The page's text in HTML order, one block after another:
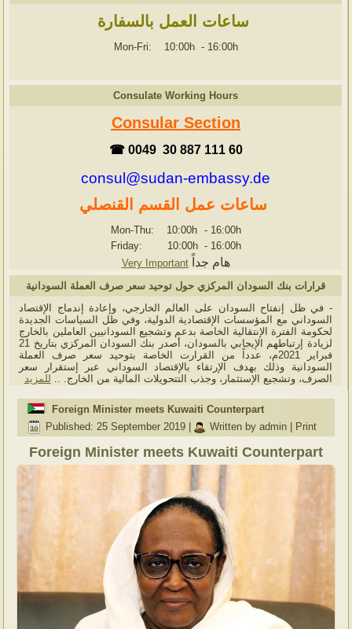
ساعات العمل بالسفارة
Mon-Fri: 10:00h - 16:00h
Consulate Working Hours
Consular Section
☎ 0049 30 887 111 60
consul@sudan-embassy.de
ساعات عمل القسم القنصلي
Mon-Thu: 10:00h - 16:00h
Friday: 10:00h - 16:00h
Very Important
هام جداً
قرارات بنك السودان المركزي حول توحيد سعر صرف العملة السودانية
- في ظل إنفتاح السودان على العالم الخارجي، وإعادة إندماج الإقتصاد
السوداني مع المؤسسات الإقتصادية الدولية، وفي ظل السياسات الجديدة
لحكومة الفترة الإنتقالية الخاصة بدعم وتشجيع السودانيين العاملين بالخارج
لزيادة إرتباطهم الإيجابي بالسودان، أصدر بنك السودان المركزي بتاريخ 21
فبراير 2021م، عدداً من القرارت الخاصة بتوحيد سعر صرف العملة
السودانية وذلك بهدف الإرتقاء بالإقتصاد السوداني عبر إستقرار سعر
الصرف، وتشجيع الإستثمار، وجذب التتحويلات المالية من الخارج. .. للمزيد
Foreign Minister meets Kuwaiti Counterpart
Published: 25 September 2019
Written by admin Print
Foreign Minister meets Kuwaiti Counterpart